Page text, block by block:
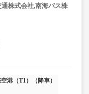
株式会社,南海バス株
港（T1）（降車）